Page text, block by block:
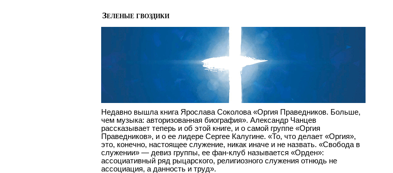
Зеленые гвоздики
Недавно вышла книга Ярослава Соколова «Оргия Праведников. Больше,
чем музыка: авторизованная биография». Александр Чанцев
рассказывает теперь и об этой книге, и о самой группе «Оргия
Праведников», и о ее лидере Сергее Калугине. «То, что делает «Оргия»,
это, конечно, настоящее служение, никак иначе и не назвать. «Свобода в
служении» — девиз группы, ее фан-клуб называется «Орден»:
ассоциативный ряд рыцарского, религиозного служения отнюдь не
ассоциация, а данность и труд».